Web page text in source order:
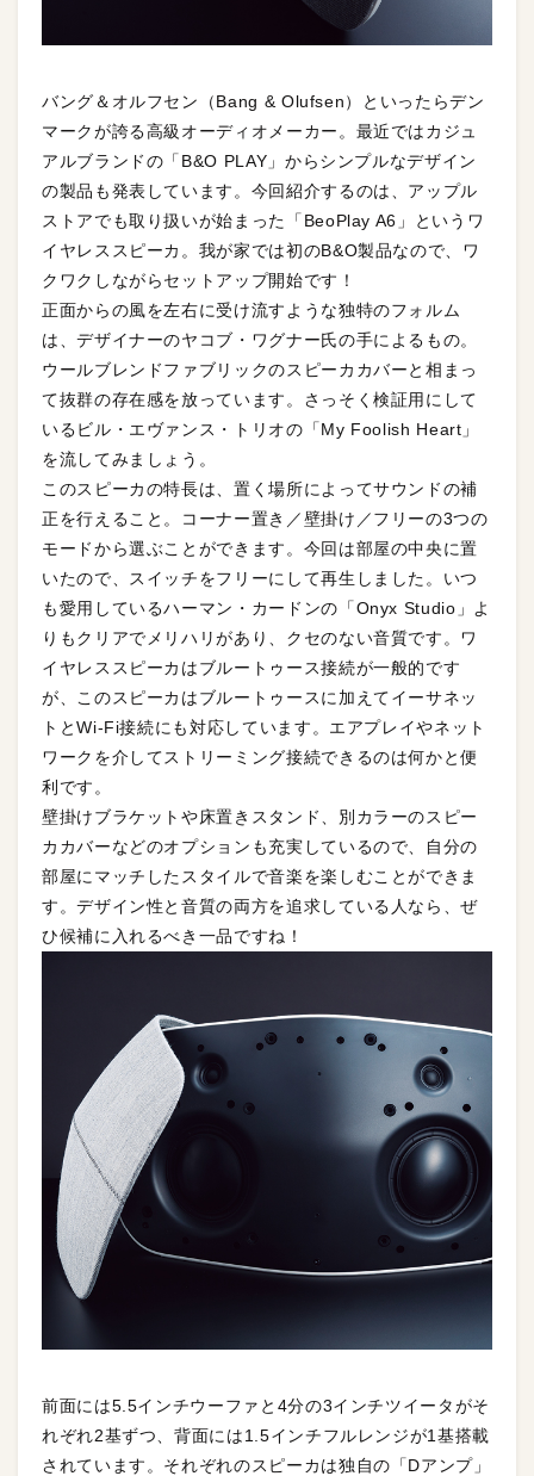
バング＆オルフセン（Bang & Olufsen）といったらデン
マークが誇る高級オーディオメーカー。最近ではカジュ
アルブランドの「B&O PLAY」からシンプルなデザイン
の製品も発表しています。今回紹介するのは、アップル
ストアでも取り扱いが始まった「BeoPlay A6」というワ
イヤレススピーカ。我が家では初のB&O製品なので、ワ
クワクしながらセットアップ開始です！
正面からの風を左右に受け流すような独特のフォルム
は、デザイナーのヤコブ・ワグナー氏の手によるもの。
ウールブレンドファブリックのスピーカカバーと相まっ
て抜群の存在感を放っています。さっそく検証用にして
いるビル・エヴァンス・トリオの「My Foolish Heart」
を流してみましょう。
このスピーカの特長は、置く場所によってサウンドの補
正を行えること。コーナー置き／壁掛け／フリーの3つの
モードから選ぶことができます。今回は部屋の中央に置
いたので、スイッチをフリーにして再生しました。いつ
も愛用しているハーマン・カードンの「Onyx Studio」よ
りもクリアでメリハリがあり、クセのない音質です。ワ
イヤレススピーカはブルートゥース接続が一般的です
が、このスピーカはブルートゥースに加えてイーサネッ
トとWi-Fi接続にも対応しています。エアプレイやネット
ワークを介してストリーミング接続できるのは何かと便
利です。
壁掛けブラケットや床置きスタンド、別カラーのスピー
カカバーなどのオプションも充実しているので、自分の
部屋にマッチしたスタイルで音楽を楽しむことができま
す。デザイン性と音質の両方を追求している人なら、ぜ
ひ候補に入れるべき一品ですね！
前面には5.5インチウーファと4分の3インチツイータがそ
れぞれ2基ずつ、背面には1.5インチフルレンジが1基搭載
されています。それぞれのスピーカは独自の「Dアンプ」